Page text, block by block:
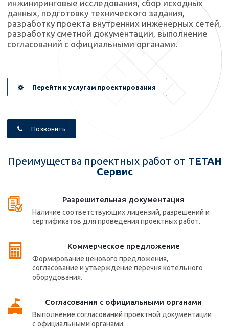
инжиниринговые исследования, сбор исходных
данных, подготовку технического задания,
разработку проекта внутренних инженерных сетей,
разработку сметной документации, выполнение
согласований с официальными органами.
Перейти к услугам проектирования
Позвонить
Преимущества проектных работ от ТЕТАН
Сервис
Разрешительная документация
Наличие соответствующих лицензий, разрешений и
сертификатов для проведения проектных работ.
Коммерческое предложение
Формирование ценового предложения,
согласование и утверждение перечня котельного
оборудования.
Согласования с официальными органами
Выполнение согласований проектной документации
с официальными органами.